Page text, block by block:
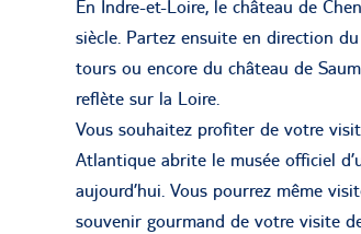
En Indre-et-Loire, le château de
siècle. Partez ensuite en direction
tours ou encore du château de
reflète sur la Loire.
Vous souhaitez profiter de votre
Atlantique abrite le musée officiel
aujourd’hui. Vous pourrez même
souvenir gourmand de votre visite